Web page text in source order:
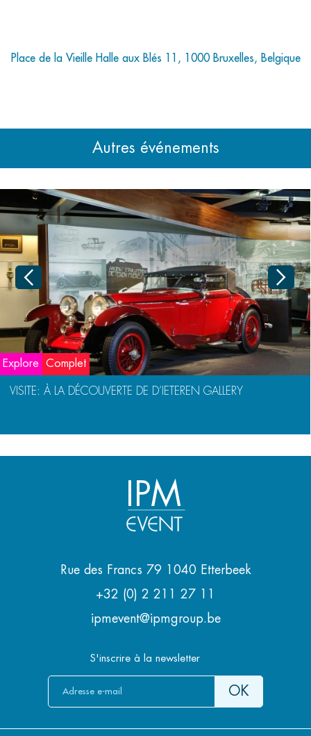
Place de la Vieille Halle aux Blés 11, 1000 Bruxelles, Belgique
Autres événements
Explore Complet
VISITE: À LA DÉCOUVERTE DE D’IETEREN GALLERY
IPM
Rue des Francs 79 1040 Etterbeek
+32 (0) 2 211 27 11
ipmevent@ipmgroup.be
S'inscrire à la newsletter